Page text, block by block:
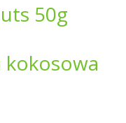
50g
kokosowa